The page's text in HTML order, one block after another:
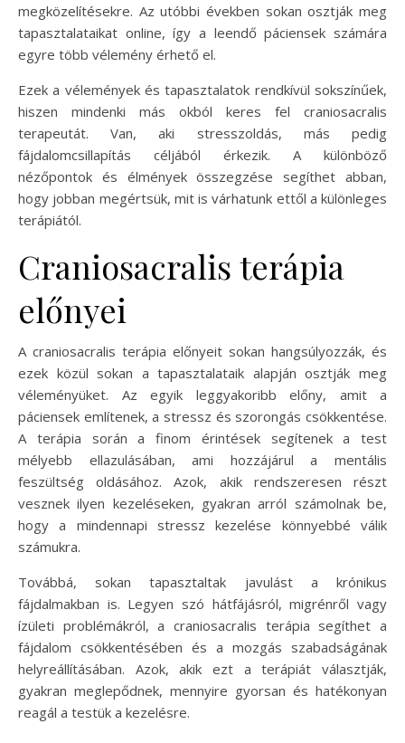
megközelítésekre. Az utóbbi években sokan osztják meg
tapasztalataikat online, így a leendő páciensek számára
egyre több vélemény érhető el.
Ezek a vélemények és tapasztalatok rendkívül sokszínűek,
hiszen mindenki más okból keres fel craniosacralis
terapeutát. Van, aki stresszoldás, más pedig
fájdalomcsillapítás céljából érkezik. A különböző
nézőpontok és élmények összegzése segíthet abban,
hogy jobban megértsük, mit is várhatunk ettől a különleges
terápiától.
Craniosacralis terápia
előnyei
A craniosacralis terápia előnyeit sokan hangsúlyozzák, és
ezek közül sokan a tapasztalataik alapján osztják meg
véleményüket. Az egyik leggyakoribb előny, amit a
páciensek említenek, a stressz és szorongás csökkentése.
A terápia során a finom érintések segítenek a test
mélyebb ellazulásában, ami hozzájárul a mentális
feszültség oldásához. Azok, akik rendszeresen részt
vesznek ilyen kezeléseken, gyakran arról számolnak be,
hogy a mindennapi stressz kezelése könnyebbé válik
számukra.
Továbbá, sokan tapasztaltak javulást a krónikus
fájdalmakban is. Legyen szó hátfájásról, migrénről vagy
ízületi problémákról, a craniosacralis terápia segíthet a
fájdalom csökkentésében és a mozgás szabadságának
helyreállításában. Azok, akik ezt a terápiát választják,
gyakran meglepődnek, mennyire gyorsan és hatékonyan
reagál a testük a kezelésre.